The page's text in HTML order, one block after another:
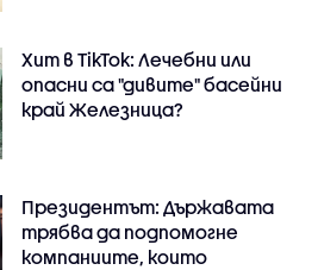
Хит в TikTok: Лечебни или
опасни са "дивите" басейни
край Железница?
Президентът: Държавата
трябва да подпомогне
компаниите, които